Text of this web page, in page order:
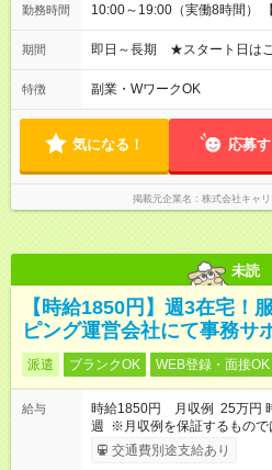
勤務時間 10:00～19:00（実働8時間）
期間 即日～長期 ★スタート日はご
特徴 副業・WワークOK
気になる！ 応募
掲載元企業名 株式会社キャ
未読
【時給1850円】週3在宅！
ピング運営会社にて事務サ
派遣 ブランクOK WEB登録・面接OK
給与
時給1850円 月収例 25万円
週 ※月収例を保証するもの
ービス利用可（利用条件有）
交通費別途支給あり